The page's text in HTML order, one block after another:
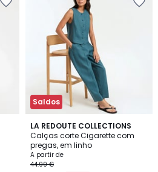
Saldos
LA REDOUTE COLLECTIONS
Calças corte Cigarette com
pregas, em linho
A partir de
44.99 €
5
/
5
2
Cores